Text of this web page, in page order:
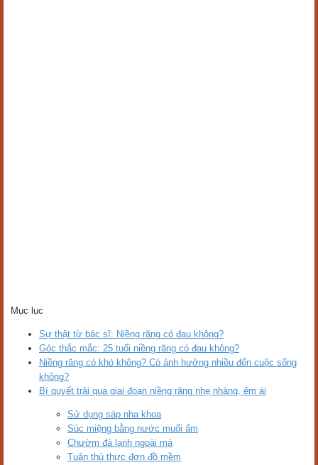
Mục lục
Sự thật từ bác sĩ: Niềng răng có đau không?
Góc thắc mắc: 25 tuổi niềng răng có đau không?
Niềng răng có khó không? Có ảnh hưởng nhiều đến cuộc sống
không?
Bí quyết trải qua giai đoạn niềng răng nhẹ nhàng, êm ái
Sử dụng sáp nha khoa
Súc miệng bằng nước muối ấm
Chườm đá lạnh ngoài má
Tuân thủ thực đơn đồ mềm